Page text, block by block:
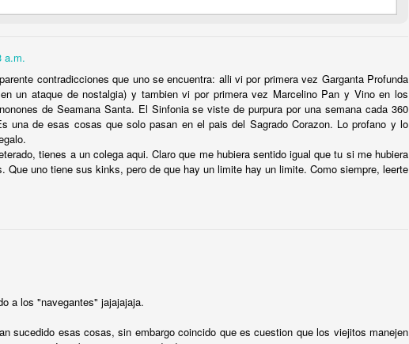
a.m.
contradicciones que uno se encuentra: alli vi por primera vez Garganta Profunda
un ataque de nostalgia) y tambien vi por primera vez Marcelino Pan y Vino en los
de Seamana Santa. El Sinfonia se viste de purpura por una semana cada 360
una de esas cosas que solo pasan en el pais del Sagrado Corazon. Lo profano y lo
tienes a un colega aqui. Claro que me hubiera sentido igual que tu si me hubiera
Que uno tiene sus kinks, pero de que hay un limite hay un limite. Como siempre, leerte
a los "navegantes" jajajajaja.
sucedido esas cosas, sin embargo coincido que es cuestion que los viejitos manejen
se nos convirtieron en una mala copia de
resignó a compartirlo con cuanto hombre le pasara por delante.
cuánto tiempo más, lo siguiente que vimos nos dejó boquiabiertos.
No habíamos abierto la primera lata de tónica cuando vimos a Will
al frente de la casa. Short North, el barrio gay de la ciudad, como
Grace salió de la casa y lo abrazó y lo besó con tanta pasión que
muy colombiano “pagale pieza”. Nunca una muestra de afecto entre
tanto: nos sacó de la truculenta historia que habíamos imaginado.
cargaron el camión juntos mientras sus gatos se despedían del
los cocteles en un bar. Si algo nos quedó claro ese día fue que
medias: el amor puede ser ciego, pero los vecinos también.
Publicado hace4 days agopor